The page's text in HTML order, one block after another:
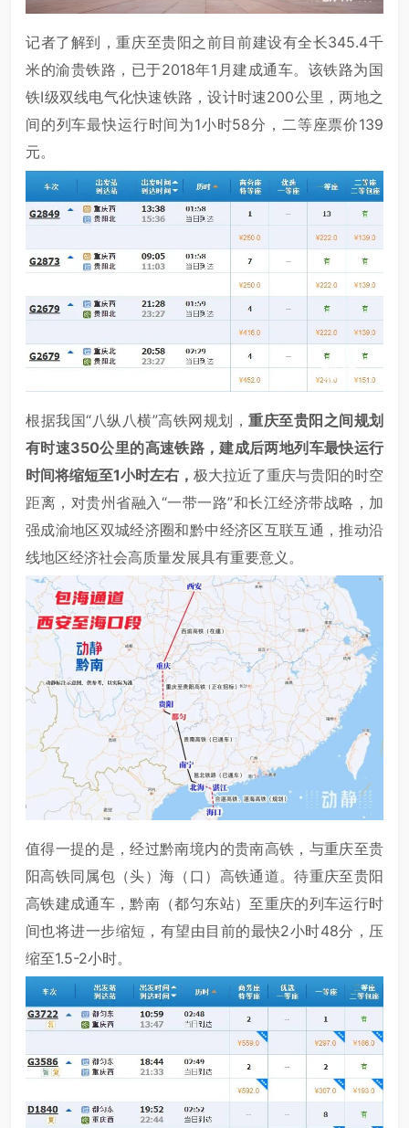
记者了解到，重庆至贵阳之前目前建设有全长345.4千
米的渝贵铁路，已于2018年1月建成通车。该铁路为国
铁Ⅰ级双线电气化快速铁路，设计时速200公里，两地之
间的列车最快运行时间为1小时58分，二等座票价139
元。
根据我国“八纵八横”高铁网规划， 重庆至贵阳之间规划
有时速350公里的高速铁路，建成后两地列车最快运行
时间将缩短至1小时左右， 极大拉近了重庆与贵阳的时空
距离，对贵州省融入“一带一路”和长江经济带战略，加
强成渝地区双城经济圈和黔中经济区互联互通，推动沿
线地区经济社会高质量发展具有重要意义。
值得一提的是，经过黔南境内的贵南高铁，与重庆至贵
阳高铁同属包（头）海（口）高铁通道。待重庆至贵阳
高铁建成通车，黔南（都匀东站）至重庆的列车运行时
间也将进一步缩短，有望由目前的最快2小时48分，压
缩至1.5-2小时。